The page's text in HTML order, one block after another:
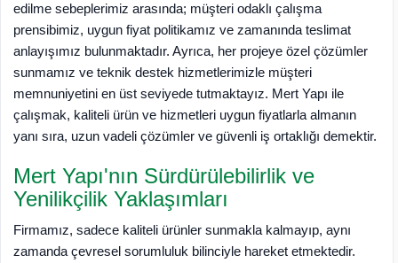
edilme sebeplerimiz arasında; müşteri odaklı çalışma
prensibimiz, uygun fiyat politikamız ve zamanında teslimat
anlayışımız bulunmaktadır. Ayrıca, her projeye özel çözümler
sunmamız ve teknik destek hizmetlerimizle müşteri
memnuniyetini en üst seviyede tutmaktayız. Mert Yapı ile
çalışmak, kaliteli ürün ve hizmetleri uygun fiyatlarla almanın
yanı sıra, uzun vadeli çözümler ve güvenli iş ortaklığı demektir.
Mert Yapı'nın Sürdürülebilirlik ve
Yenilikçilik Yaklaşımları
Firmamız, sadece kaliteli ürünler sunmakla kalmayıp, aynı
zamanda çevresel sorumluluk bilinciyle hareket etmektedir.